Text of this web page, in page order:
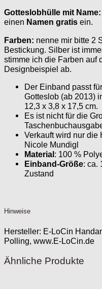
Gotteslobhülle mit Name:
einen Namen gratis ein.
Farben: nenne mir bitte 2
Bestickung. Silber ist
stimme ich die Farben auf
Designbeispiel ab.
Der Einband passt
Gotteslob (ab 2013)
12,3 x 3,8 x 17,5 cm.
Es ist nicht für die
Verkauft wird nur
Nicole Mundigl
Material: 100 %
Einband-Größe: ca.
Zustand
Hinweise
Hersteller: E-LoCin
Polling, www.E-LoCin.de
Ähnliche Produkte